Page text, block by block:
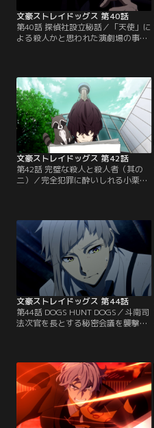
文豪ストレイドッグス 第40話
第40話 探偵社設立秘話／「天使」に
よる殺人かと思われた演劇場の事件
に受け、すっかり調子づいていた。
そして、事情調査に向かうべく一人
で巡査の車に乗り込むのだが…。届
いた凶報に、福沢は思い出す。乱歩
が、もっと大きな事件を暴き出すつ
もりだと…。
文豪ストレイドッグス 第42話
第42話 完璧な殺人と殺人者（其の
二）／完全犯罪に酔いしれる小栗虫
には、フョードルの寄越した送迎車
にまで乗り込んできて……！？隣に
座る人物が誰かも知らず、今の自分
が抱えるいくつかの謎における推理
を展開していく乱歩。
文豪ストレイドッグス 第44話
第44話 DOGS HUNT DOGS／斗南司
法次官を長とする秘密会議を襲撃し
てられてしまう。そして、別のルー
トから事件にあたっていた乱歩もま
た種田長官襲撃犯として追われるこ
ととなるのだった。これは、ただの
異能力による現実改変ではない。